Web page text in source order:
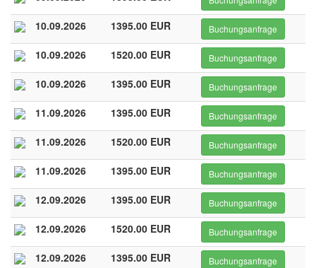
10.09.2026 1395.00 EUR Buchungsanfrage
10.09.2026 1520.00 EUR Buchungsanfrage
10.09.2026 1395.00 EUR Buchungsanfrage
11.09.2026 1395.00 EUR Buchungsanfrage
11.09.2026 1520.00 EUR Buchungsanfrage
11.09.2026 1395.00 EUR Buchungsanfrage
12.09.2026 1395.00 EUR Buchungsanfrage
12.09.2026 1520.00 EUR Buchungsanfrage
12.09.2026 1395.00 EUR Buchungsanfrage